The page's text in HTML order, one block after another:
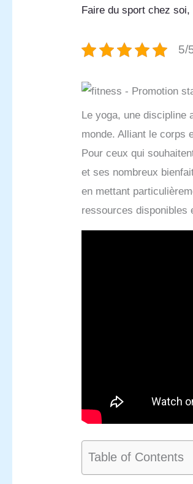
Faire du sport chez soi,
5/
Le yoga, une discipline
monde. Alliant le corps
Pour ceux qui
et ses nombreux
en mettant
ressources disponibles
Table of Contents